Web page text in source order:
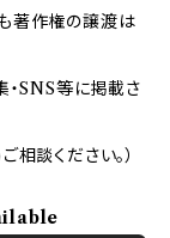
著作権の譲渡は
・SNS等に掲載さ
談ください。）